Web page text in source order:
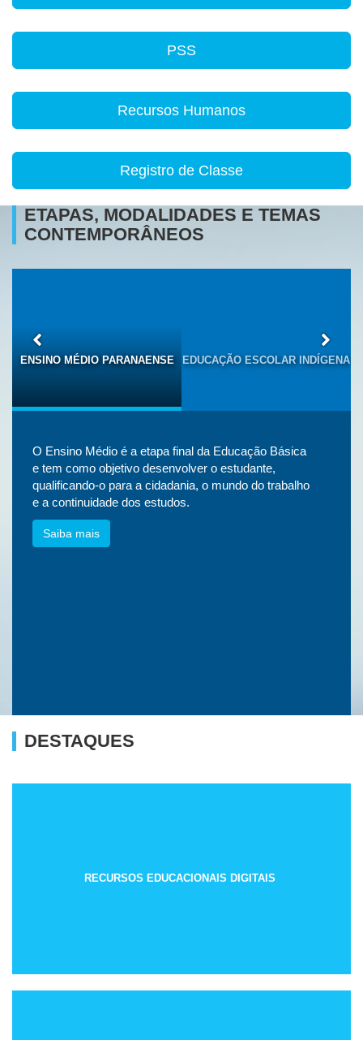
PSS
Recursos Humanos
Registro de Classe
ETAPAS, MODALIDADES E TEMAS
CONTEMPORÂNEOS
ENSINO MÉDIO PARANAENSE
EDUCAÇÃO ESCOLAR INDÍGENA
O Ensino Médio é a etapa final da Educação Básica
e tem como objetivo desenvolver o estudante,
qualificando-o para a cidadania, o mundo do trabalho
e a continuidade dos estudos.
Saiba mais
DESTAQUES
RECURSOS EDUCACIONAIS DIGITAIS